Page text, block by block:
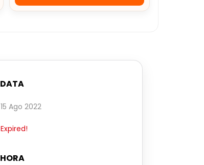
DATA
15 Ago 2022
Expired!
HORA